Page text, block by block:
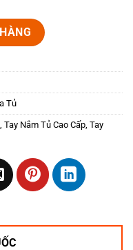
HV (Màu vàng) số lượng
Tủ
, Tay Nắm Tủ Cao Cấp, Tay